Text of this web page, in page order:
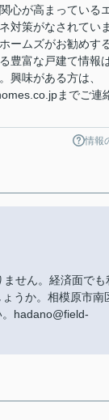
心が高まっている
対策がなされてい
ームズがお勧めす
豊富な戸建て情報
興味がある方は、
までご連
情報
せん。経済面でも
うか。相模原市南
hadano@field-